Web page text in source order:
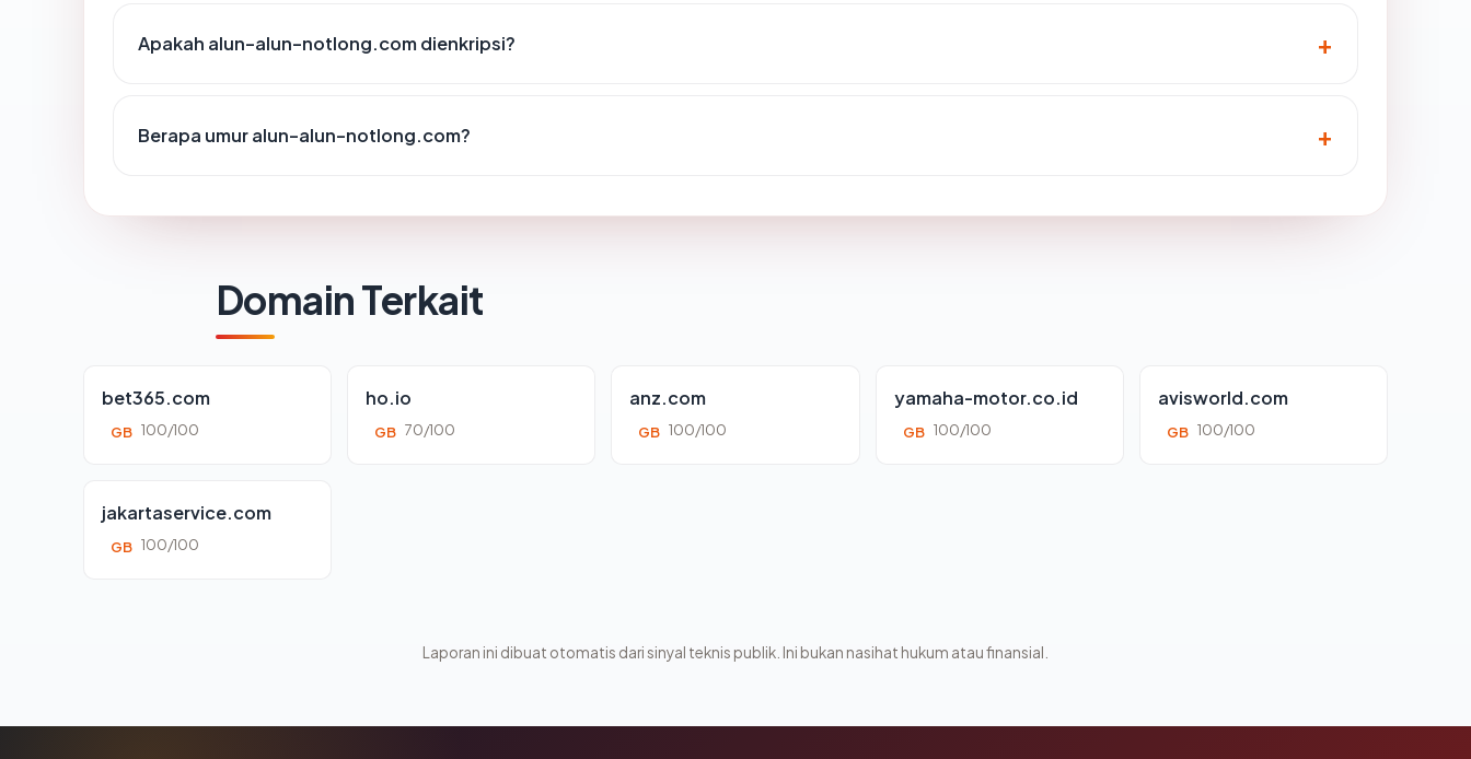
Apakah alun-alun-notlong.com dienkripsi?
Berapa umur alun-alun-notlong.com?
Domain Terkait
bet365.com
GB 100/100
ho.io
GB 70/100
anz.com
GB 100/100
yamaha-motor.co.id
GB 100/100
avisworld.com
GB 100/100
jakartaservice.com
GB 100/100
Laporan ini dibuat otomatis dari sinyal teknis publik. Ini bukan nasihat hukum atau finansial.